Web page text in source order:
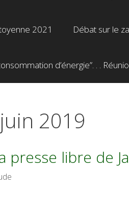
2021 Débat sur le
d’énergie”. . .
2019
presse libre de